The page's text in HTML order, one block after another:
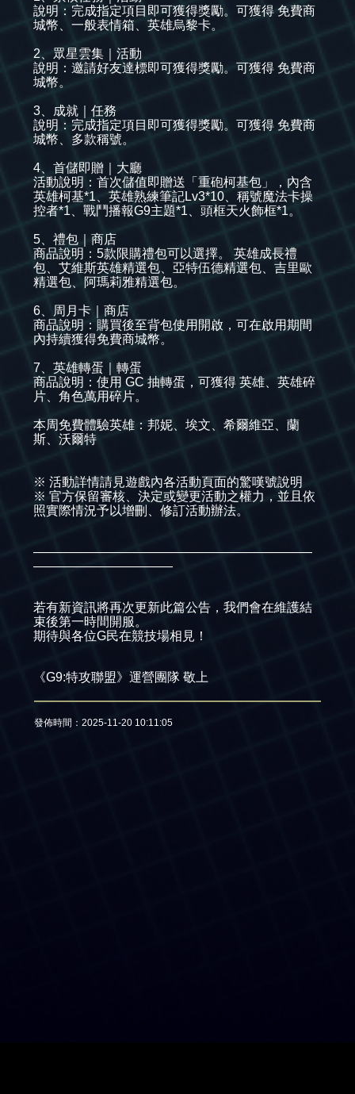
說明：完成指定項目即可獲得獎勵。可獲得 免費商
城幣、一般表情箱、英雄烏黎卡。
2、眾星雲集｜活動
說明：邀請好友達標即可獲得獎勵。可獲得 免費商
城幣。
3、成就｜任務
說明：完成指定項目即可獲得獎勵。可獲得 免費商
城幣、多款稱號。
4、首儲即贈｜大廳
活動說明：首次儲值即贈送「重砲柯基包」，內含
英雄柯基*1、英雄熟練筆記Lv3*10、稱號魔法卡操
控者*1、戰鬥播報G9主題*1、頭框天火飾框*1。
5、禮包｜商店
商品說明：5款限購禮包可以選擇。 英雄成長禮
包、艾維斯英雄精選包、亞特伍德精選包、吉里歐
精選包、阿瑪莉雅精選包。
6、周月卡｜商店
商品說明：購買後至背包使用開啟，可在啟用期間
內持續獲得免費商城幣。
7、英雄轉蛋｜轉蛋
商品說明：使用 GC 抽轉蛋，可獲得 英雄、英雄碎
片、角色萬用碎片。
本周免費體驗英雄：邦妮、埃文、希爾維亞、蘭
斯、沃爾特
※ 活動詳情請見遊戲內各活動頁面的驚嘆號說明
※ 官方保留審核、決定或變更活動之權力，並且依
照實際情況予以增刪、修訂活動辦法。​
——————————————————————
———————————
若有新資訊將再次更新此篇公告，我們會在維護結
束後第一時間開服。
期待與各位G民在競技場相見！
《G9:特攻聯盟》運營團隊 敬上
發佈時間：2025-11-20 10:11:05